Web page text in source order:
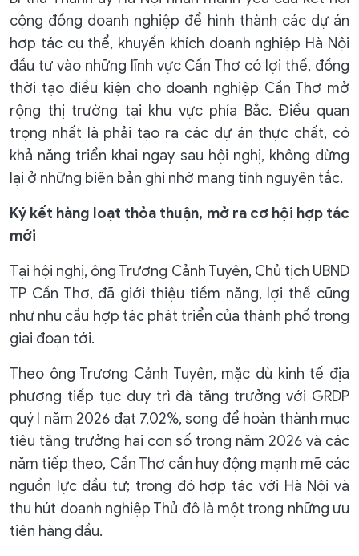
cộng đồng doanh nghiệp để hình thành các dự án
hợp tác cụ thể, khuyến khích doanh nghiệp Hà Nội
đầu tư vào những lĩnh vực Cần Thơ có lợi thế, đồng
thời tạo điều kiện cho doanh nghiệp Cần Thơ mở
rộng thị trường tại khu vực phía Bắc. Điều quan
trọng nhất là phải tạo ra các dự án thực chất, có
khả năng triển khai ngay sau hội nghị, không dừng
lại ở những biên bản ghi nhớ mang tính nguyên tắc.
Ký kết hàng loạt thỏa thuận, mở ra cơ hội hợp tác
mới
Tại hội nghị, ông Trương Cảnh Tuyên, Chủ tịch UBND
TP Cần Thơ, đã giới thiệu tiềm năng, lợi thế cũng
như nhu cầu hợp tác phát triển của thành phố trong
giai đoạn tới.
Theo ông Trương Cảnh Tuyên, mặc dù kinh tế địa
phương tiếp tục duy trì đà tăng trưởng với GRDP
quý I năm 2026 đạt 7,02%, song để hoàn thành mục
tiêu tăng trưởng hai con số trong năm 2026 và các
năm tiếp theo, Cần Thơ cần huy động mạnh mẽ các
nguồn lực đầu tư; trong đó hợp tác với Hà Nội và
thu hút doanh nghiệp Thủ đô là một trong những ưu
tiên hàng đầu.